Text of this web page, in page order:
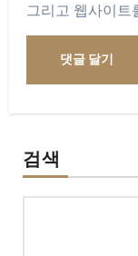
그리고 웹사이트
검색